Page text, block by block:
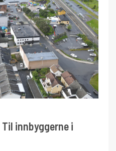
Til innbyggerne i